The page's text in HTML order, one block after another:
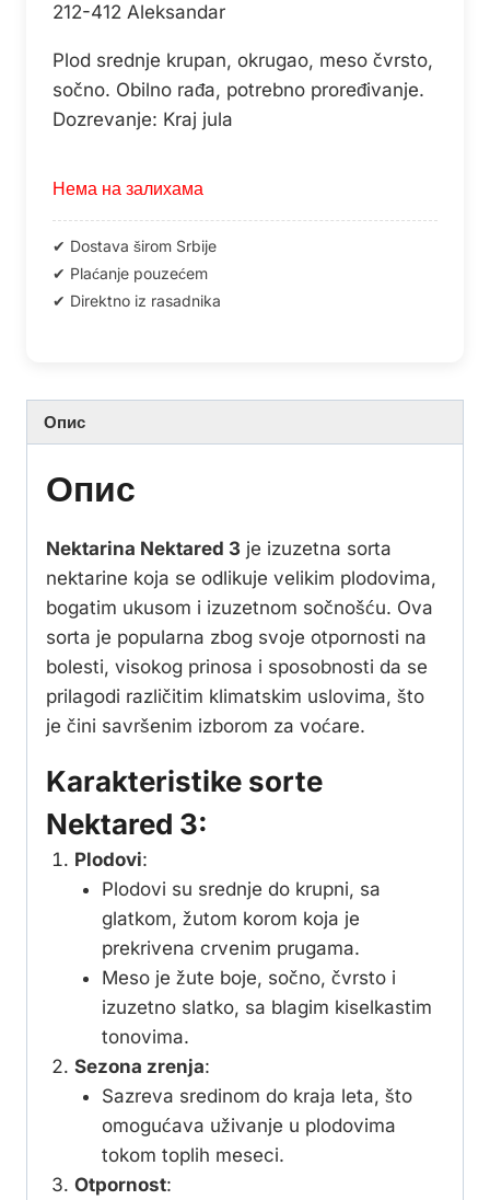
212-412 Aleksandar
Plod srednje krupan, okrugao, meso čvrsto,
sočno. Obilno rađa, potrebno proređivanje.
Dozrevanje: Kraj jula
Нема на залихама
Опис
Опис
Nektarina Nektared 3 je izuzetna sorta
nektarine koja se odlikuje velikim plodovima,
bogatim ukusom i izuzetnom sočnošću. Ova
sorta je popularna zbog svoje otpornosti na
bolesti, visokog prinosa i sposobnosti da se
prilagodi različitim klimatskim uslovima, što
je čini savršenim izborom za voćare.
Karakteristike sorte
Nektared 3:
Plodovi:
Plodovi su srednje do krupni, sa
glatkom, žutom korom koja je
prekrivena crvenim prugama.
Meso je žute boje, sočno, čvrsto i
izuzetno slatko, sa blagim kiselkastim
tonovima.
Sezona zrenja:
Sazreva sredinom do kraja leta, što
omogućava uživanje u plodovima
tokom toplih meseci.
Otpornost: